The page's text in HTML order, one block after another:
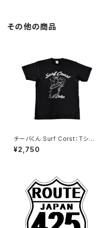
その他の商品
チーバくん Surf Corst：Tシャ
ツ（Black）
¥2,750